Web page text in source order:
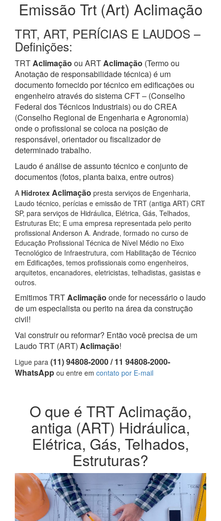
Emissão Trt (Art) Aclimação
TRT, ART, PERÍCIAS E LAUDOS –
Definições:
TRTAclimação ou ARTAclimação (Termo ou
Anotação de responsabilidade técnica) é um
documento fornecido por técnico em edificações ou
engenheiro através do sistema CFT – (Conselho
Federal dos Técnicos Industriais) ou do CREA
(Conselho Regional de Engenharia e Agronomia)
onde o profissional se coloca na posição de
responsável, orientador ou fiscalizador de
determinado trabalho.
Laudo é análise de assunto técnico e conjunto de
documentos (fotos, planta baixa, entre outros)
A Hidrotex Aclimação presta serviços de Engenharia,
Laudo técnico, perícias e emissão de TRT (antiga ART) CRT
SP, para serviços de Hidráulica, Elétrica, Gás, Telhados,
Estruturas Etc; E uma empresa representada pelo perito
profissional Anderson A. Andrade, formado no curso de
Educação Profissional Técnica de Nível Médio no Eixo
Tecnológico de Infraestrutura, com Habilitação de Técnico
em Edificações, temos profissionais como engenheiros,
arquitetos, encanadores, eletricistas, telhadistas, gasistas e
outros.
Emitimos TRTAclimação onde for necessário o laudo
de um especialista ou perito na área da construção
civil!
Vai construir ou reformar? Então você precisa de um
Laudo TRT (ART) Aclimação!
Ligue para (11) 94808-2000 / 11 94808-2000-
WhatsApp ou entre em contato por E-mail
O que é TRT Aclimação,
antiga (ART) Hidráulica,
Elétrica, Gás, Telhados,
Estruturas?